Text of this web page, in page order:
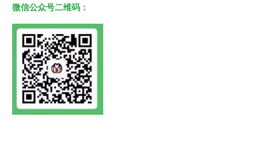
微信公众号二维码：